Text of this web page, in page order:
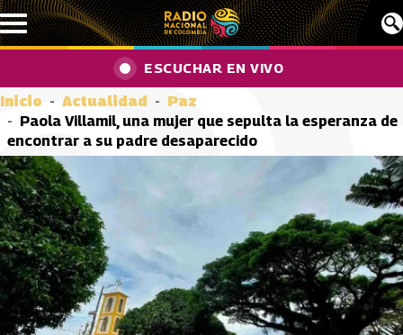
Pasar al contenido principal
ESCUCHAR EN VIVO
Inicio Actualidad
Paz
Paola Villamil, una mujer que sepulta la esperanza de
encontrar a su padre desaparecido